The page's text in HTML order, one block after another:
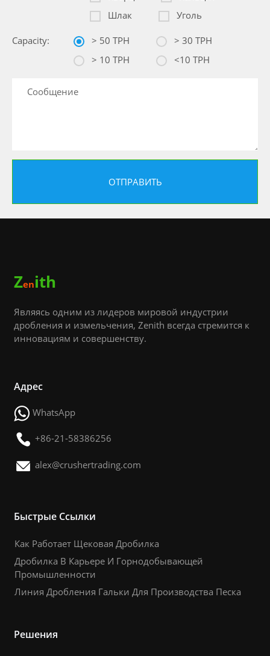
Шлак
Уголь
Capacity: > 50 TPH
> 30 TPH
> 10 TPH
<10 TPH
Zenith
Являясь одним из лидеров мировой индустрии
дробления и измельчения, Zenith всегда стремится к
инновациям и совершенству.
Адрес
WhatsApp
+86-21-58386256
alex@crushertrading.com
Быстрые Ссылки
Как Работает Щековая Дробилка
Дробилка В Карьере И Горнодобывающей
Промышленности
Линия Дробления Гальки Для Производства Песка
Решения